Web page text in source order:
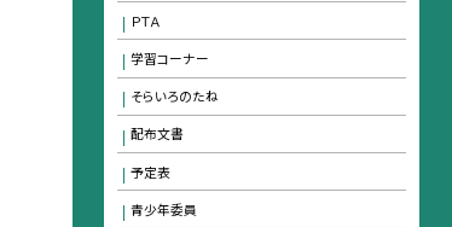
ＰＴＡ
学習コーナー
そらいろのたね
配布文書
予定表
青少年委員